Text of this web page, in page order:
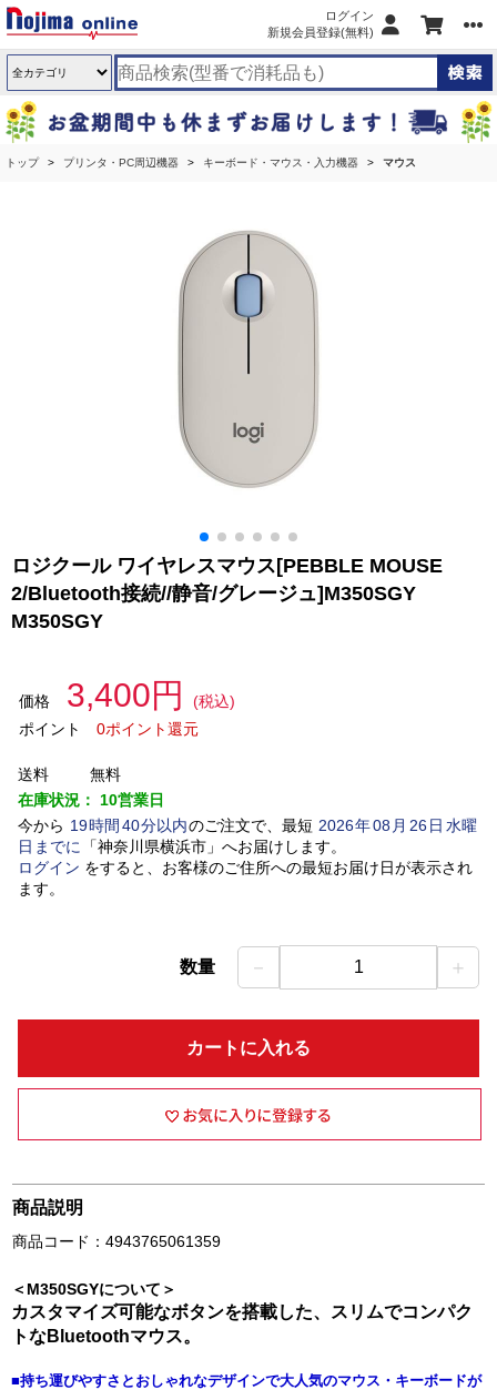
ログイン
新規会員登録(無料)
トップ プリンタ・PC周辺機器 キーボード・マウス・入力機器 マウス
ロジクール ワイヤレスマウス[PEBBLE MOUSE
2/Bluetooth接続//静音/グレージュ]M350SGY
M350SGY
価格 3,400円
(税込)
ポイント
0ポイント還元
送料
無料
在庫状況： 10営業日
今から 19時間 40分以内のご注文で、最短 2026年08 月 26日水曜
日 までに 「神奈川県横浜市」 へお届けします。
ログイン をすると、お客様のご住所への最短お届け日が表示され
ます。
数量 － 1 ＋
カートに入れる
商品説明
商品コード：4943765061359
＜M350SGYについて＞
カスタマイズ可能なボタンを搭載した、スリムでコンパク
トなBluetoothマウス。
■持ち運びやすさとおしゃれなデザインで大人気のマウス・キーボードが